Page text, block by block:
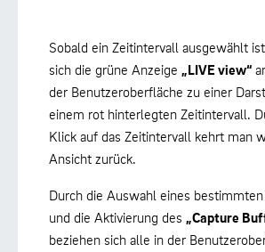
Sobald ein Zeitintervall ausgewählt
sich die grüne Anzeige „LIVE view“
der Benutzeroberfläche zu einer
einem rot hinterlegten Zeitintervall.
Klick auf das Zeitintervall kehrt man
Ansicht zurück.
Durch die Auswahl eines
und die Aktivierung des „Capture
beziehen sich alle in der